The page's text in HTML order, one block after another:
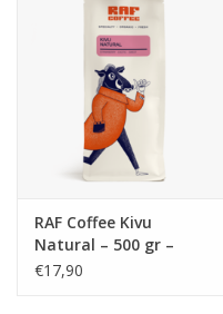
RAF Coffee Kivu
Natural – 500 gr –
bonen (bio)
€17,90